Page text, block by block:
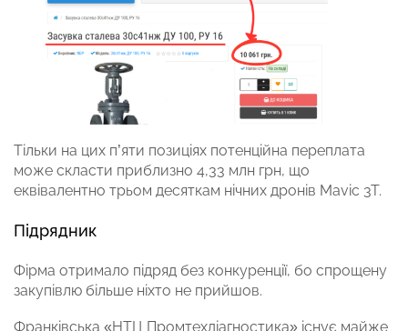
Тільки на цих п’яти позиціях потенційна переплата
може скласти приблизно 4,33 млн грн, що
еквівалентно трьом десяткам нічних дронів Mavic 3T.
Підрядник
Фірма отримало підряд без конкуренції, бо спрощену
закупівлю більше ніхто не прийшов.
Франківська «НТЦ Промтехдіагностика» існує майже